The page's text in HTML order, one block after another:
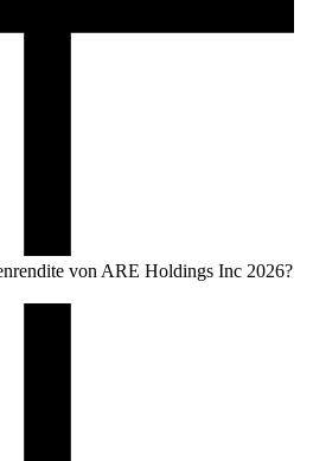
von ARE Holdings Inc 2026?